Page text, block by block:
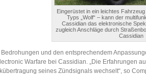
Eingerüstet in ein leichtes
Typs „Wolf“ – kann der
Cassidian das elektronische
zugleich Anschläge durch
Cassidian
und den entsprechendem
Warfare bei Cassidian. „Die Erfahrungen
seines Zündsignals wechselt“, so